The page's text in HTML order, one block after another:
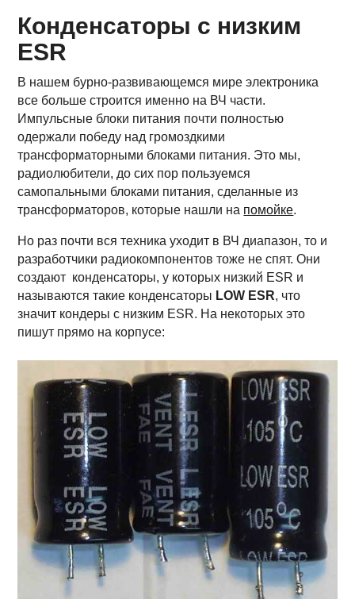
Конденсаторы с низким
ESR
В нашем бурно-развивающемся мире электроника
все больше строится именно на ВЧ части.
Импульсные блоки питания почти полностью
одержали победу над громоздкими
трансформаторными блоками питания. Это мы,
радиолюбители, до сих пор пользуемся
самопальными блоками питания, сделанные из
трансформаторов, которые нашли на помойке.
Но раз почти вся техника уходит в ВЧ диапазон, то и
разработчики радиокомпонентов тоже не спят. Они
создают конденсаторы, у которых низкий ESR и
называются такие конденсаторы LOW ESR, что
значит кондеры с низким ESR. На некоторых это
пишут прямо на корпусе: